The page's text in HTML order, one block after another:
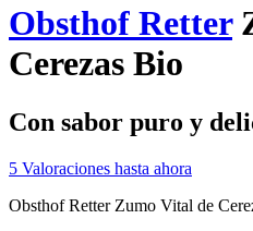
Obsthof Retter
Cerezas Bio
Con sabor puro y
5 Valoraciones hasta ahora
Obsthof Retter Zumo Vital de